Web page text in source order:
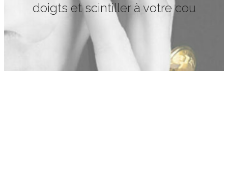
doigts et scintiller à votre cou